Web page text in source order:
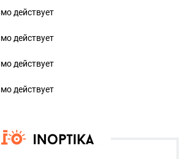
действует
действует
действует
действует